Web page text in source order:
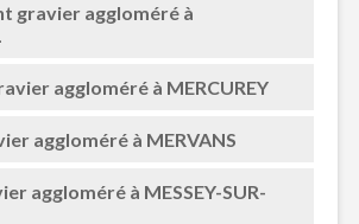
gravier aggloméré à
aggloméré à MERCUREY
aggloméré à MERVANS
aggloméré à MESSEY-SUR-